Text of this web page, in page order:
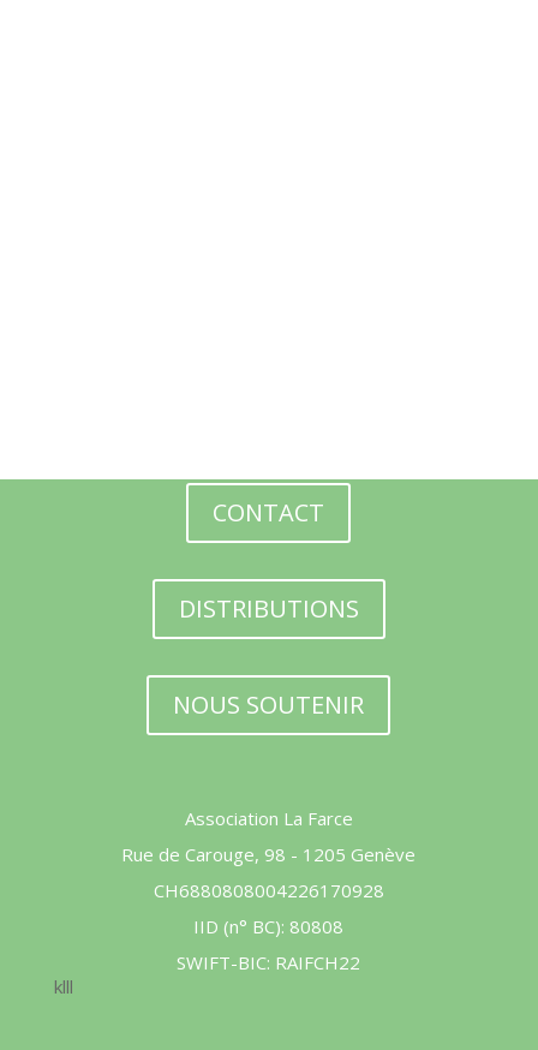
CONTACT
DISTRIBUTIONS
NOUS SOUTENIR
Association La Farce
Rue de Carouge, 98 - 1205 Genève
CH6880808004226170928
IID (n° BC): 80808
SWIFT-BIC: RAIFCH22
klll